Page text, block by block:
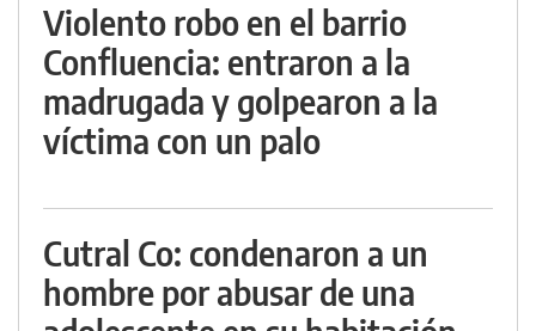
Violento robo en el barrio
Confluencia: entraron a la
madrugada y golpearon a la
víctima con un palo
Cutral Co: condenaron a un
hombre por abusar de una